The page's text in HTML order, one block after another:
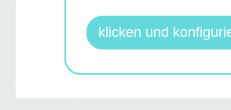
klicken und